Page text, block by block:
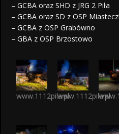
– GCBA oraz SHD z JRG 2 Piła
– GCBA oraz SD z OSP
– GCBA z OSP Grabówno
– GBA z OSP Brzostowo
www.1112pila.plwww.1112pila.pl